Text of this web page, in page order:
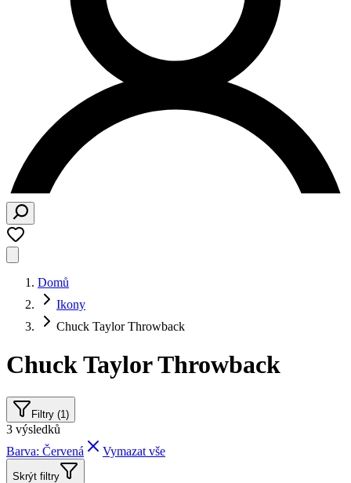
Domů
Ikony
Chuck Taylor Throwback
Chuck Taylor Throwback
Filtry (1)
3 výsledků
Barva: Červená
Vymazat vše
Skrýt filtry